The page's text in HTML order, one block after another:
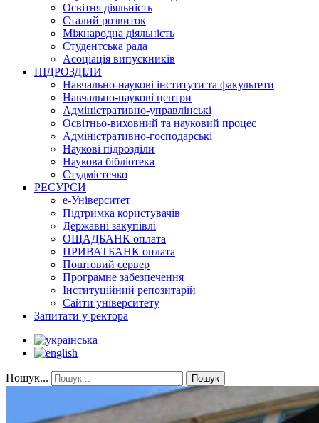
Освітня діяльність
Сталий розвиток
Міжнародна діяльність
Студентська рада
Асоціація випускників
ПІДРОЗДІЛИ
Навчально-наукові інститути та факультети
Навчально-наукові центри
Адміністративно-управлінські
Освітньо-виховний та науковий процес
Адміністративно-господарські
Наукові підрозділи
Наукова бібліотека
Студмістечко
РЕСУРСИ
е-Університет
Підтримка користувачів
Державні закупівлі
ОЩАДБАНК оплата
ПРИВАТБАНК оплата
Поштовий сервер
Програмне забезпечення
Інституційний репозитарій
Сайти університету
Запитати у ректора
Пошук... Пошук